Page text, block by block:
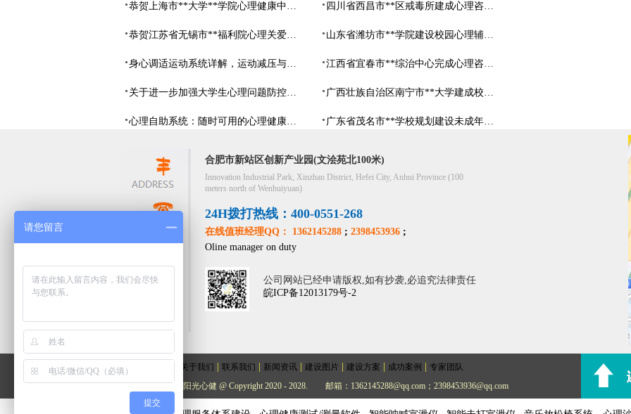
恭贺上海市**大学**学院心理健康中心建设项目由阳光心健代理商中标
恭贺江苏省无锡市**福利院心理关爱中心建设项目由阳光心健代理商中标
身心调适运动系统详解，运动减压与心理调适全指南
关于进一步加强大学生心理问题防控，防控大学生心理危机
心理自助系统：随时可用的心理健康自助服务平台
四川省西昌市**区戒毒所建成心理咨询室
山东省​潍坊市**学院建设校园心理辅导中心
江西省宜春市**综治中心完成心理咨询室建设
广西壮族自治区南宁市**大学建成校园心理咨询室
广东省茂名市**学校规划建设未成年人辅导中心
合肥市新站区创新产业园(文浍苑北100米)
Innovation Industrial Park, Xinzhan District, Hefei City, Anhui Province (100
meters north of Wenhuiyuan)
24H拨打热线：400-0551-268
在线值班经理QQ： 1362145288 ; 2398453936 ;
Oline manager on duty
公司网站已经申请版权,如有抄袭,必追究法律责任
皖ICP备12013179号-2
关于我们 联系我们 新闻资讯 建设图片 建设方案 成功案例
专家团队
版权所有： 阳光心健 @ Copyright 2020 - 2028.
邮箱：1362145288@qq.com；2398453936@qq.com
请您留言
提交